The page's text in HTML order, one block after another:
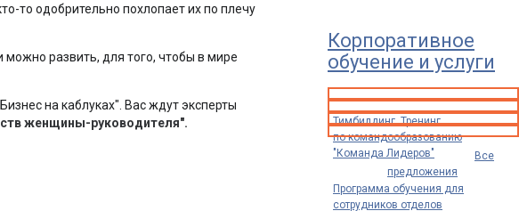
Корпоративное
обучение и услуги
Тимбилдинг. Тренинг
по командообразованию
"Команда Лидеров"
Программа обучения для
сотрудников отделов
Все
предложения
то одобрительно похлопает их по плечу
можно развить, для того, чтобы в мире
на каблуках". Вас ждут эксперты
женщины-руководителя".